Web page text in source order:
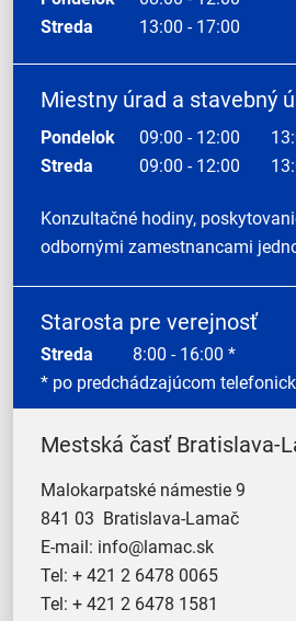
Streda
13:00 - 17:00
Miestny úrad a stavebný
Pondelok 09:00 - 12:00
Streda
09:00 - 12:00
Konzultačné hodiny,
odbornými zamestnancami
Starosta pre verejnosť
Streda 8:00 - 16:00 *
* po predchádzajúcom
Mestská časť Bratislava-
Malokarpatské námestie 9
841 03 Bratislava-Lamač
E-mail: info@lamac.sk
Tel: + 421 2 6478 0065
Tel: + 421 2 6478 1581